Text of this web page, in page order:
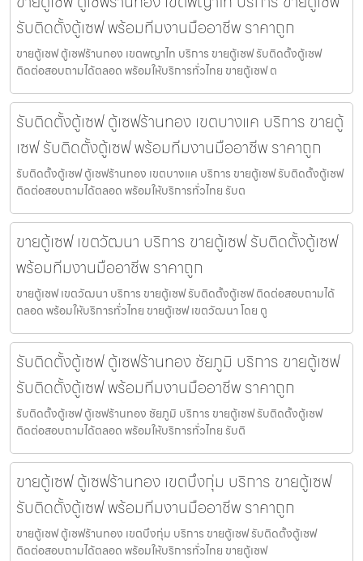
รับติดตั้งตู้เซฟ พร้อมทีมงานมืออาชีพ ราคาถูก
ขายตู้เซฟ ตู้เซฟร้านทอง เขตพญาไท บริการ ขายตู้เซฟ รับติดตั้งตู้เซฟ
ติดต่อสอบถามได้ตลอด พร้อมให้บริการทั่วไทย ขายตู้เซฟ ต
รับติดตั้งตู้เซฟ ตู้เซฟร้านทอง เขตบางแค บริการ ขายตู้
เซฟ รับติดตั้งตู้เซฟ พร้อมทีมงานมืออาชีพ ราคาถูก
รับติดตั้งตู้เซฟ ตู้เซฟร้านทอง เขตบางแค บริการ ขายตู้เซฟ รับติดตั้งตู้เซฟ
ติดต่อสอบถามได้ตลอด พร้อมให้บริการทั่วไทย รับต
ขายตู้เซฟ เขตวัฒนา บริการ ขายตู้เซฟ รับติดตั้งตู้เซฟ
พร้อมทีมงานมืออาชีพ ราคาถูก
ขายตู้เซฟ เขตวัฒนา บริการ ขายตู้เซฟ รับติดตั้งตู้เซฟ ติดต่อสอบถามได้
ตลอด พร้อมให้บริการทั่วไทย ขายตู้เซฟ เขตวัฒนา โดย ตู
รับติดตั้งตู้เซฟ ตู้เซฟร้านทอง ชัยภูมิ บริการ ขายตู้เซฟ
รับติดตั้งตู้เซฟ พร้อมทีมงานมืออาชีพ ราคาถูก
รับติดตั้งตู้เซฟ ตู้เซฟร้านทอง ชัยภูมิ บริการ ขายตู้เซฟ รับติดตั้งตู้เซฟ
ติดต่อสอบถามได้ตลอด พร้อมให้บริการทั่วไทย รับติ
ขายตู้เซฟ ตู้เซฟร้านทอง เขตบึงกุ่ม บริการ ขายตู้เซฟ
รับติดตั้งตู้เซฟ พร้อมทีมงานมืออาชีพ ราคาถูก
ขายตู้เซฟ ตู้เซฟร้านทอง เขตบึงกุ่ม บริการ ขายตู้เซฟ รับติดตั้งตู้เซฟ
ติดต่อสอบถามได้ตลอด พร้อมให้บริการทั่วไทย ขายตู้เซฟ